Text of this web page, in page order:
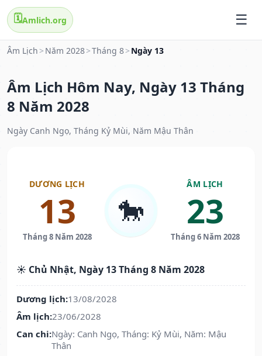
🗓️Amlich.org
Âm Lịch > Năm 2028>Tháng 8> Ngày 13
Âm Lịch Hôm Nay, Ngày 13 Tháng
8 Năm 2028
Ngày Canh Ngọ, Tháng Kỷ Mùi, Năm Mậu Thân
DƯƠNG LỊCH
13
Tháng 8 Năm 2028
🐎
ÂM LỊCH
23
Tháng 6 Năm 2028
☀️ Chủ Nhật, Ngày 13 Tháng 8 Năm 2028
Dương lịch:13/08/2028
Âm lịch:23/06/2028
Can chi:Ngày: Canh Ngọ, Tháng: Kỷ Mùi, Năm: Mậu
Thân